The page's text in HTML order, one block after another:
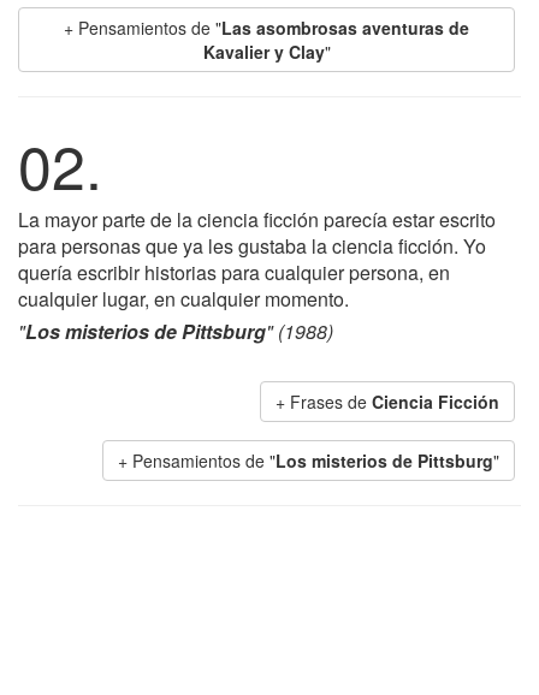
+ Pensamientos de "Las asombrosas aventuras de
Kavalier y Clay"
02.
La mayor parte de la ciencia ficción parecía estar escrito
para personas que ya les gustaba la ciencia ficción. Yo
quería escribir historias para cualquier persona, en
cualquier lugar, en cualquier momento.
"Los misterios de Pittsburg" (1988)
+ Frases de Ciencia Ficción
+ Pensamientos de "Los misterios de Pittsburg"